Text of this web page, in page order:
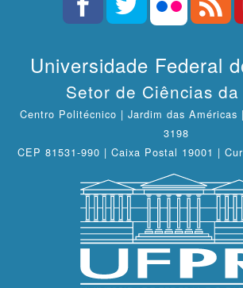
Universidade Federal
Setor de Ciências da
Centro Politécnico | Jardim das Américas
3198
CEP 81531-990 | Caixa Postal 19001 |